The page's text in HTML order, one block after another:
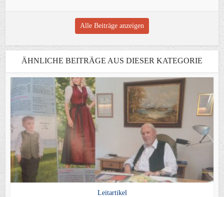
Alle Beiträge anzeigen
ÄHNLICHE BEITRÄGE AUS DIESER KATEGORIE
Leitartikel